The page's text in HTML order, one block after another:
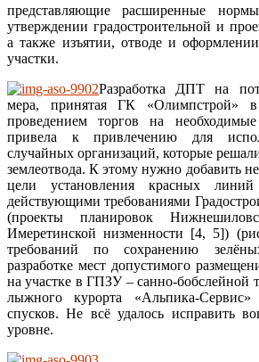
представляющие расширенные
утверждении градостроительной и
а также изъятии, отводе и
участки.
Разработка ДПТ на
мера, принятая ГК «Олимпстрой»
проведением торгов на
привела к привлечению для
случайных организаций, которые
землеотвода. К этому нужно добавить
цели установления красных
действующими требованиями
(проекты планировок
Имеретинской низменности [4, 5])
требований по сохранению
разработке мест допустимого
на участке в ГПЗУ – санно-бобслейной
лыжного курорта «Альпика-
спусков. Не всё удалось исправить
уровне.